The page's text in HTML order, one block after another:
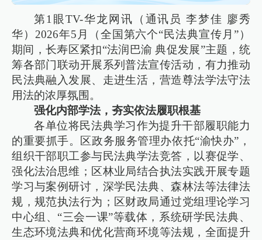
第1眼TV-华龙网讯（通讯员 李梦佳 廖秀
华）2026年5月（全国第六个“民法典宣传月”）
期间，长寿区紧扣“法润巴渝 典促发展”主题，统
筹各部门联动开展系列普法宣传活动，有力推动
民法典融入发展、走进生活，营造尊法学法守法
用法的浓厚氛围。
强化内部学法，夯实依法履职根基
各单位将民法典学习作为提升干部履职能力
的重要抓手。区政务服务管理办依托“渝快办”，
组织干部职工参与民法典学法竞答，以赛促学、
强化法治思维；区林业局结合执法实践开展专题
学习与案例研讨，深学民法典、森林法等法律法
规，规范执法行为；区财政局通过党组理论学习
中心组、“三会一课”等载体，系统研学民法典、
生态环境法典和优化营商环境等法规，全面提升